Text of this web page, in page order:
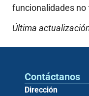
funcionalidades
Última
Contáctanos
Dirección